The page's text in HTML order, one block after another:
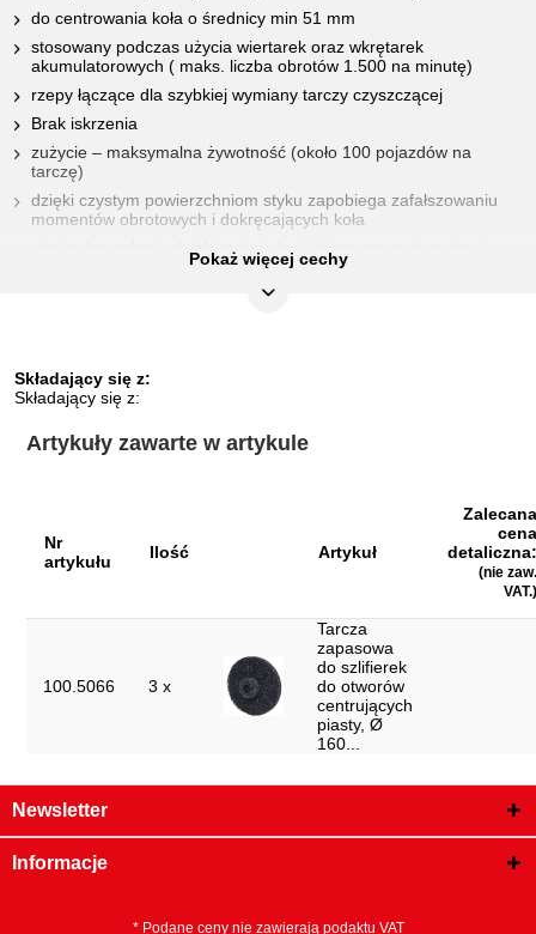
do centrowania koła o średnicy min 51 mm
stosowany podczas użycia wiertarek oraz wkrętarek
akumulatorowych ( maks. liczba obrotów 1.500 na minutę)
rzepy łączące dla szybkiej wymiany tarczy czyszczącej
Brak iskrzenia
zużycie – maksymalna żywotność (około 100 pojazdów na
tarczę)
dzięki czystym powierzchniom styku zapobiega zafałszowaniu
momentów obrotowych i dokręcających koła
minimalne pylenie dzięki materiałowi ściernemu z otwartymi
dostawa nie obejmuje płytki ściernej
Atrybuty funkcjonalne 1:
Waga w g: 600
160
Średnica wewnętrzna w mm:
Pokaż więcej cechy
Składający się z:
Składający się z:
Artykuły zawarte w artykule
Nr
artykułu
Ilość Artykuł
Zalecana
cena
detaliczna:
(nie zaw.
VAT.)
100.5066 3 x
Tarcza
zapasowa
do szlifierek
do otworów
centrujących
piasty, Ø
160...
Newsletter
Informacje
* Podane ceny nie zawierają podaktu VAT